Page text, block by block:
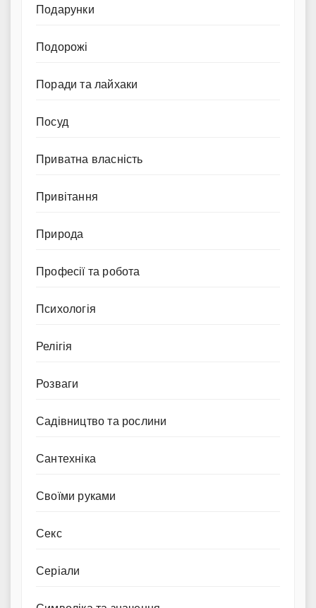
Подарунки
Подорожі
Поради та лайхаки
Посуд
Приватна власність
Привітання
Природа
Професії та робота
Психологія
Релігія
Розваги
Садівництво та рослини
Сантехніка
Своїми руками
Секс
Серіали